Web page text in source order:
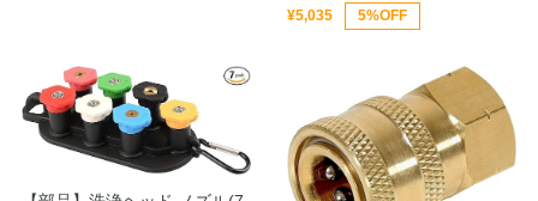
¥5,035
5%OFF